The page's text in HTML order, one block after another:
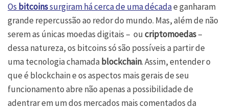
Os bitcoinssurgiram há cerca de uma décadae ganharam
grande repercussão ao redor do mundo. Mas, além de não
serem as únicas moedas digitais – oucriptomoedas–
dessa natureza, os bitcoins só são possíveis a partir de
uma tecnologia chamada blockchain. Assim, entender o
que é blockchain e os aspectos mais gerais de seu
funcionamento abre não apenas a possibilidade de
adentrar em um dos mercados mais comentados da